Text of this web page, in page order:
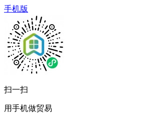
手机版
扫一扫
用手机做贸易